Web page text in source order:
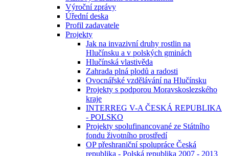
Výroční zprávy
Úřední deska
Profil zadavatele
Projekty
Jak na invazivní druhy rostlin na
Hlučínsku a v polských gminách
Hlučínská vlastivěda
Zahrada plná plodů a radosti
Ovocnářské vzdělávání na Hlučínsku
Projekty s podporou Moravskoslezského
kraje
INTERREG V-A ČESKÁ REPUBLIKA
- POLSKO
Projekty spolufinancované ze Státního
fondu životního prostředí
OP přeshraniční spolupráce Česká
republika - Polská republika 2007 - 2013